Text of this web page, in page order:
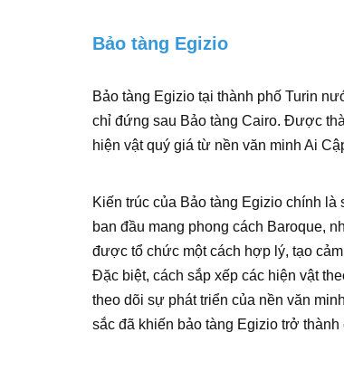
Bảo tàng Egizio
Bảo tàng Egizio tại thành phố Turin
chỉ đứng sau Bảo tàng Cairo. Được
hiện vật quý giá từ nền văn minh Ai
Kiến trúc của Bảo tàng Egizio chính
ban đầu mang phong cách Baroque,
được tổ chức một cách hợp lý, tạo
Đặc biệt, cách sắp xếp các hiện vật
theo dõi sự phát triển của nền văn
sắc đã khiến bảo tàng Egizio trở